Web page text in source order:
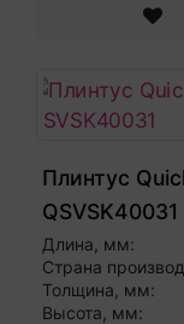
Плинтус
QSVSK40031
Длина, мм:
Страна
Толщина, мм:
Высота, мм: